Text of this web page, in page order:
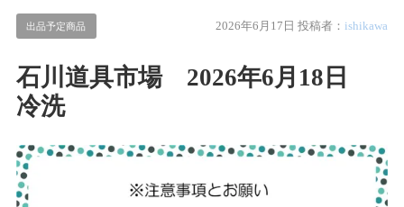
出品予定商品 2026年6月17日 投稿者：ishikawa
石川道具市場 2026年6月18日
冷洗